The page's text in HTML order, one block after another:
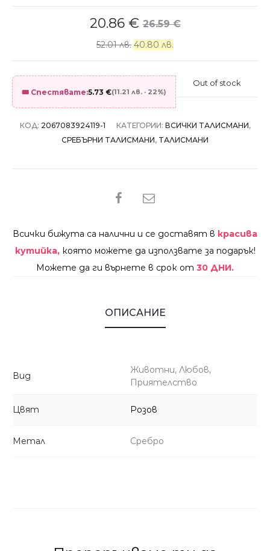
26.59€
20.86 €
52.01 лв. 40.80 лв.
🎟️ Спестявате:5.73 €(11.21 лв. · 22%)
Out of stock
КОД: 2067083924119-1 КАТЕГОРИИ: ВСИЧКИ ТАЛИСМАНИ,
СРЕБЪРНИ ТАЛИСМАНИ, ТАЛИСМАНИ
SHARE
Всички бижута са налични и се доставят в красива
кутийка, която можете да използвате за подарък!
Можете да ги върнете в срок от 30 ДНИ.
ОПИСАНИЕ
Вид
Животни, Любов,
Приятелство
Цвят Розов
Метал Сребро